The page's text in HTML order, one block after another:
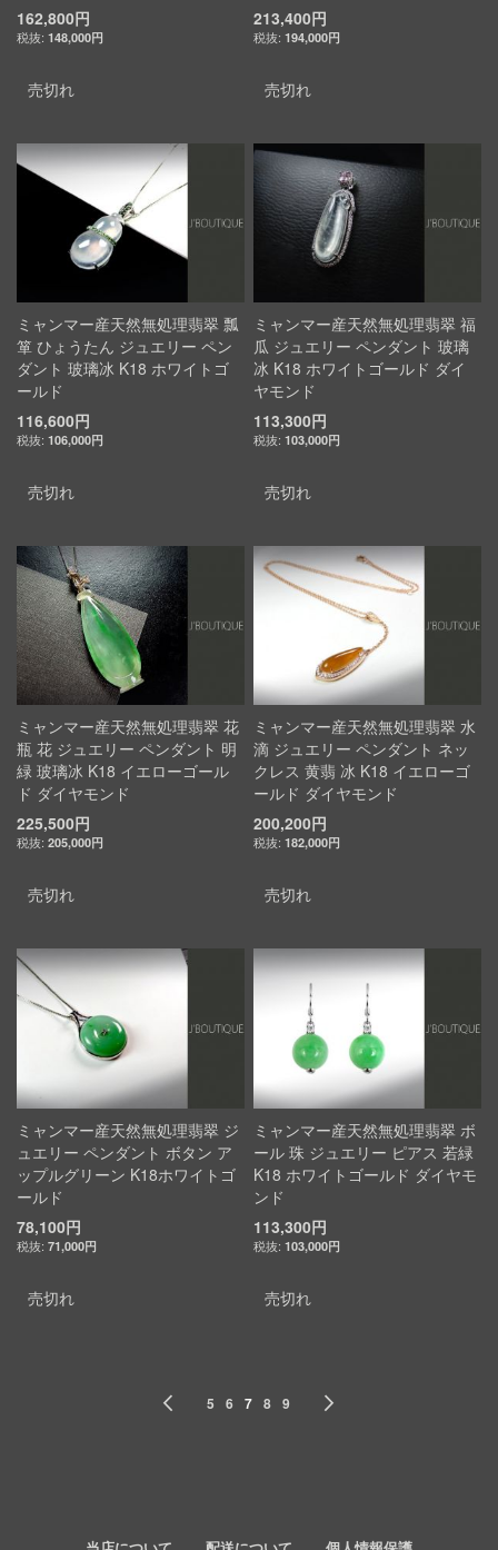
162,800円
148,000円
売切れ
213,400円
194,000円
売切れ
ミャンマー産天然無処理翡翠 瓢
箪 ひょうたん ジュエリー ペン
ダント 玻璃冰 K18 ホワイトゴ
ールド
116,600円
106,000円
売切れ
ミャンマー産天然無処理翡翠 福
瓜 ジュエリー ペンダント 玻璃
冰 K18 ホワイトゴールド ダイ
ヤモンド
113,300円
103,000円
売切れ
ミャンマー産天然無処理翡翠 花
瓶 花 ジュエリー ペンダント 明
緑 玻璃冰 K18 イエローゴール
ド ダイヤモンド
225,500円
205,000円
売切れ
ミャンマー産天然無処理翡翠 水
滴 ジュエリー ペンダント ネッ
クレス 黄翡 冰 K18 イエローゴ
ールド ダイヤモンド
200,200円
182,000円
売切れ
ミャンマー産天然無処理翡翠 ジ
ュエリー ペンダント ボタン ア
ップルグリーン K18ホワイトゴ
ールド
78,100円
71,000円
売切れ
ミャンマー産天然無処理翡翠 ボ
ール 珠 ジュエリー ピアス 若緑
K18 ホワイトゴールド ダイヤモ
ンド
113,300円
103,000円
売切れ
Page Page
前へPage
5 Page
6 You're currently reading page
7 Page
8 Page
9